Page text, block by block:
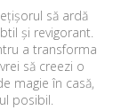
să ardă
și revigorant.
a transforma
să creezi o
magie în casă,
posibil.